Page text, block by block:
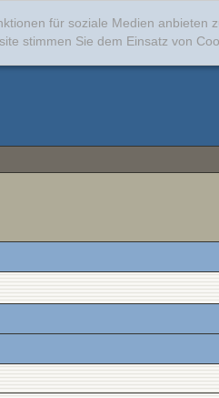
für soziale Medien
stimmen Sie dem Einsatz von